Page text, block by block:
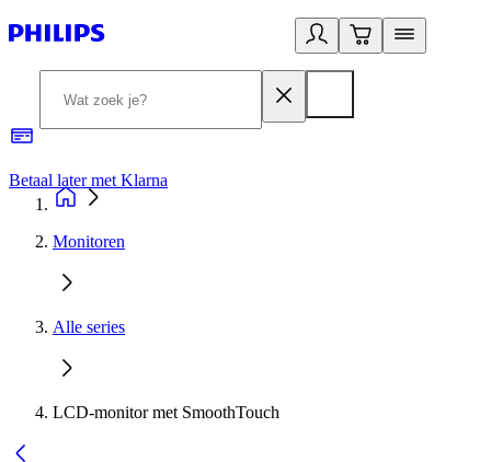
Betaal later met Klarna
Monitoren
Alle series
LCD-monitor met SmoothTouch